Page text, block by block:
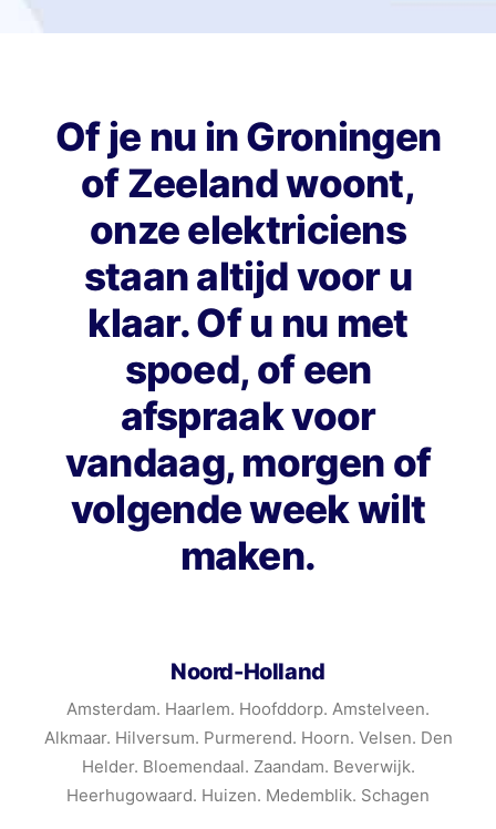
Of je nu in Groningen
of Zeeland woont,
onze elektriciens
staan altijd voor u
klaar. Of u nu met
spoed, of een
afspraak voor
vandaag, morgen of
volgende week wilt
maken.
Noord-Holland
Amsterdam. Haarlem. Hoofddorp. Amstelveen.
Alkmaar. Hilversum. Purmerend. Hoorn. Velsen. Den
Helder. Bloemendaal. Zaandam. Beverwijk.
Heerhugowaard. Huizen. Medemblik. Schagen